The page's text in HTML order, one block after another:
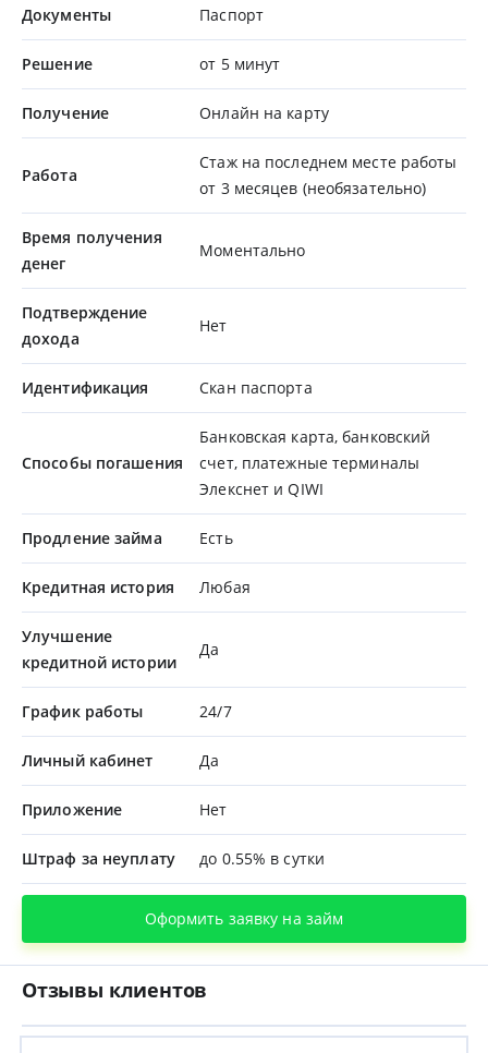
Документы Паспорт
Решение от 5 минут
Получение Онлайн на карту
Работа
Стаж на последнем месте работы
от 3 месяцев (необязательно)
Время получения
денег
Моментально
Подтверждение
дохода
Нет
Идентификация Скан паспорта
Способы погашения
Банковская карта, банковский
счет, платежные терминалы
Элекснет и QIWI
Продление займа Есть
Кредитная история Любая
Улучшение
кредитной истории
Да
График работы 24/7
Личный кабинет Да
Приложение Нет
Штраф за неуплату до 0.55% в сутки
Оформить заявку на займ
Отзывы клиентов